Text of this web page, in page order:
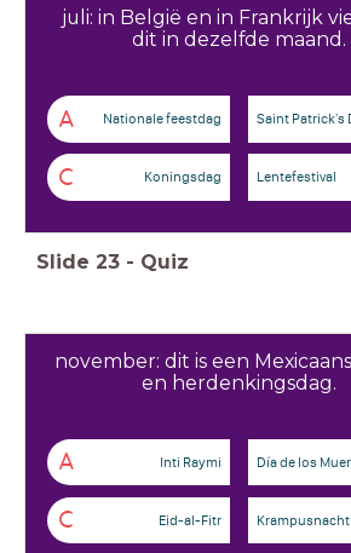
juli: in België en in Frankrijk
dit in dezelfde maand.
A Nationale feestdag Saint Patrick's
C Koningsdag Lentefestival
Slide 23 - Quiz
november: dit is een
en herdenkingsdag.
A Inti Raymi Día de los
C Eid-al-Fitr Krampusnacht